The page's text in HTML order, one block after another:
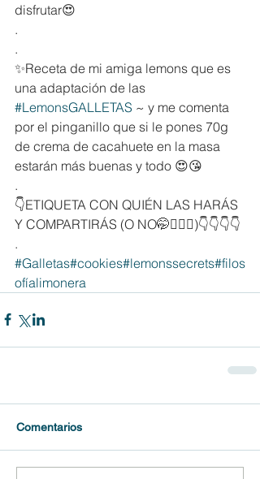
disfrutar😍
.
.
✨Receta de mi amiga lemons que es
una adaptación de las
#LemonsGALLETAS ~ y me comenta
por el pinganillo que si le pones 70g
de crema de cacahuete en la masa
estarán más buenas y todo 😍😘
.
👇ETIQUETA CON QUIÉN LAS HARÁS
Y COMPARTIRÁS (O NO🤭🤷🏽‍♀️)👇👇👇👇
.
#Galletas#cookies#lemonssecrets#filos
ofíalimonera
Comentarios